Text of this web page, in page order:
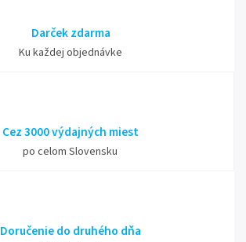
Darček zdarma
Ku každej objednávke
Cez 3000 výdajných miest
po celom Slovensku
Doručenie do druhého dňa